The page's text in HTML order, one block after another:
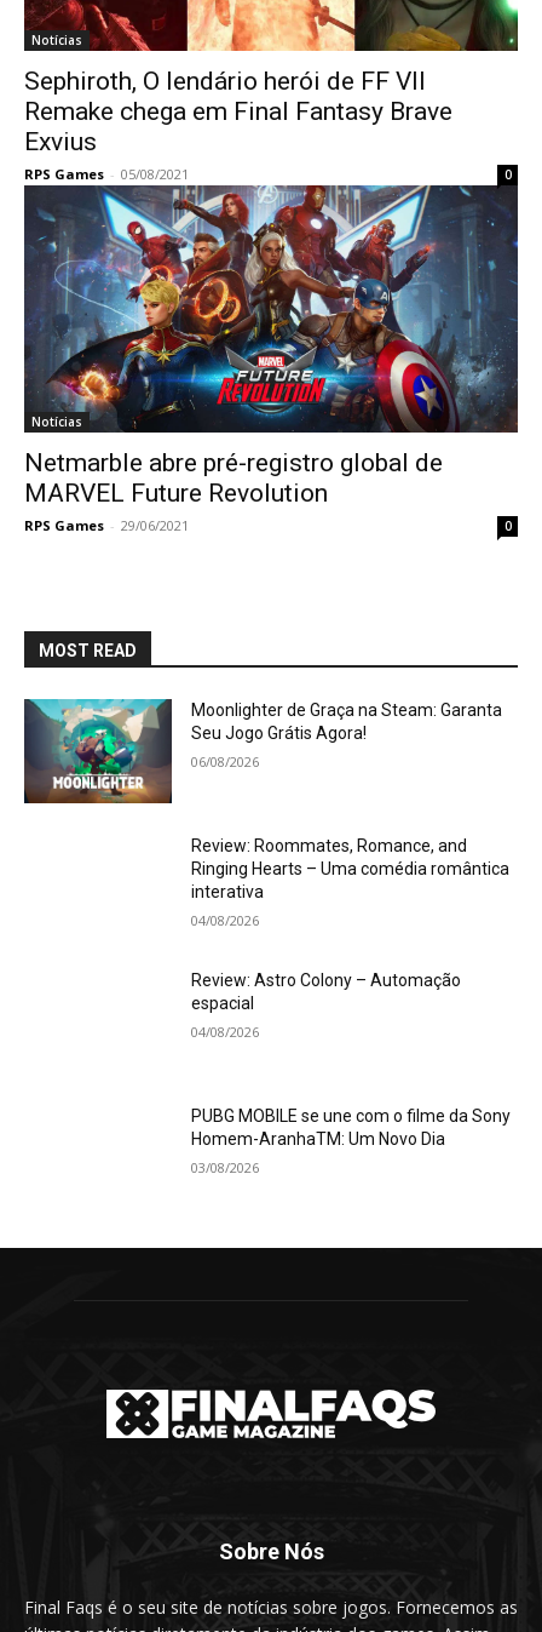
Notícias
Sephiroth, O lendário herói de FF VII
Remake chega em Final Fantasy Brave
Exvius
RPS Games - 05/08/2021 0
Notícias
Netmarble abre pré-registro global de
MARVEL Future Revolution
RPS Games - 29/06/2021 0
MOST READ
Moonlighter de Graça na Steam: Garanta
Seu Jogo Grátis Agora!
06/08/2026
Review: Roommates, Romance, and
Ringing Hearts – Uma comédia romântica
interativa
04/08/2026
Review: Astro Colony – Automação
espacial
04/08/2026
PUBG MOBILE se une com o filme da Sony
Homem-AranhaTM: Um Novo Dia
03/08/2026
Sobre Nós
Final Faqs é o seu site de notícias sobre jogos. Fornecemos as